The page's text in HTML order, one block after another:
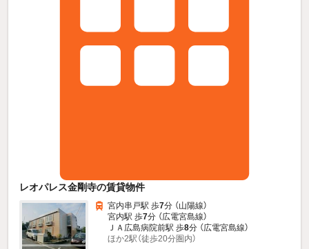
レオパレス金剛寺の賃貸物件
宮内串戸駅 歩7分 （山陽線）
宮内駅 歩7分 （広電宮島線）
ＪＡ広島病院前駅 歩8分 （広電宮島線）
ほか2駅（徒歩20分圏内）